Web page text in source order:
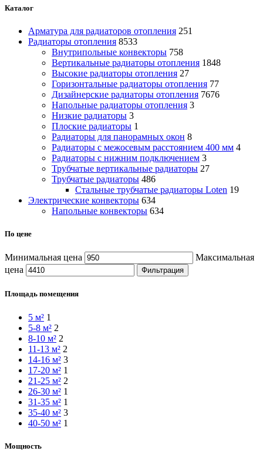
Каталог
Арматура для радиаторов отопления 251
Радиаторы отопления 8533
Внутрипольные конвекторы 758
Вертикальные радиаторы отопления 1848
Высокие радиаторы отопления 27
Горизонтальные радиаторы отопления 77
Дизайнерские радиаторы отопления 7676
Напольные радиаторы отопления 3
Низкие радиаторы 3
Плоские радиаторы 1
Радиаторы для панорамных окон 8
Радиаторы с межосевым расстоянием 400 мм 4
Радиаторы с нижним подключением 3
Трубчатые вертикальные радиаторы 27
Трубчатые радиаторы 486
Cтальные трубчатые радиаторы Loten 19
Электрические конвекторы 634
Напольные конвекторы 634
По цене
Минимальная цена
Максимальная
цена
Фильтрация
Площадь помещения
5 м² 1
5-8 м² 2
8-10 м² 2
11-13 м² 2
14-16 м² 3
17-20 м² 1
21-25 м² 2
26-30 м² 1
31-35 м² 1
35-40 м² 3
40-50 м² 1
Мощность